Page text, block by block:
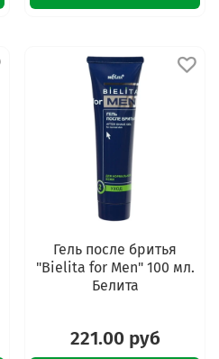
Гель после бритья
"Bielita for Men" 100 мл.
Белита
221.00 руб